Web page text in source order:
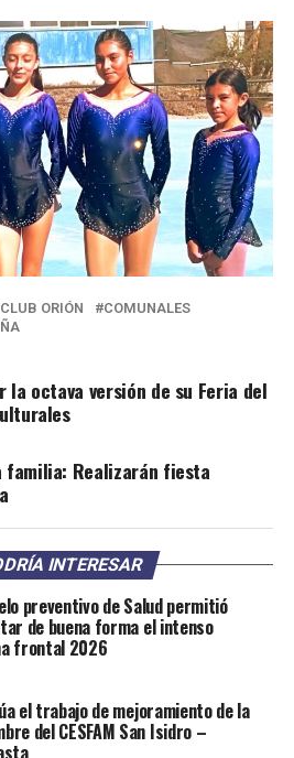
CLUB ORIÓN
COMUNALES
la octava versión de su Feria del
familia: Realizarán fiesta
INTERESAR
preventivo de Salud permitió
de buena forma el intenso
frontal 2026
el trabajo de mejoramiento de la
del CESFAM San Isidro –